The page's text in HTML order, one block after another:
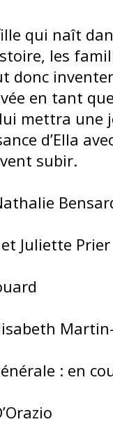
qui naît
les
donc
en tant
lui mettra
d’Ella
subir.
Juliette Prier
: en